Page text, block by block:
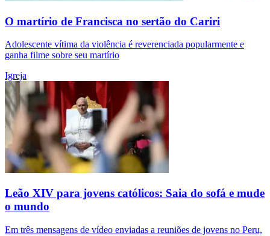
O martírio de Francisca no sertão do Cariri
Adolescente vítima da violência é reverenciada popularmente e
ganha filme sobre seu martírio
Igreja
Leão XIV para jovens católicos: Saia do sofá e mude
o mundo
Em três mensagens de vídeo enviadas a reuniões de jovens no Peru,